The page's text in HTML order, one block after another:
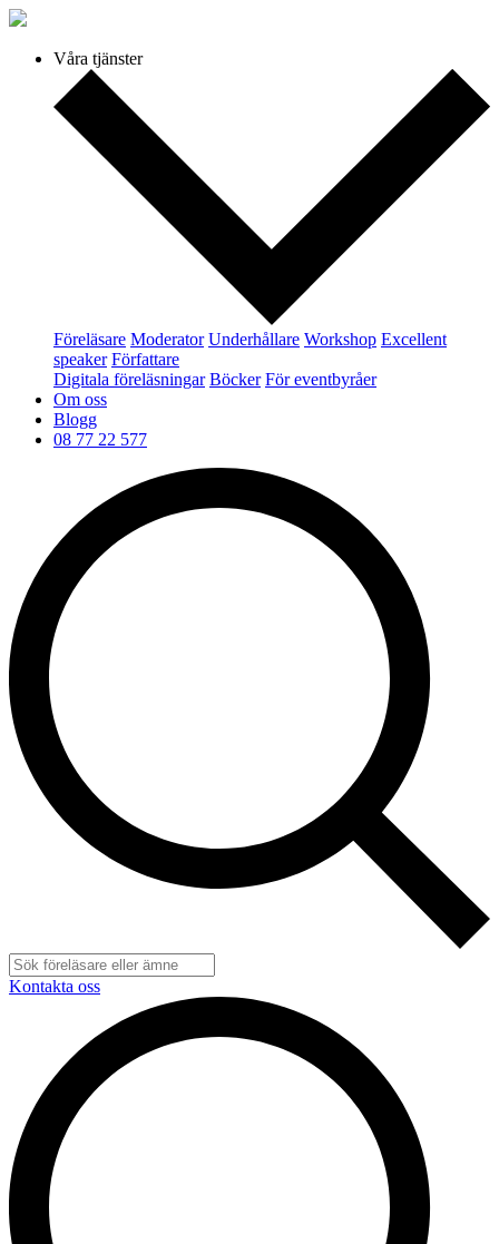
Våra tjänster
Föreläsare Moderator Underhållare Workshop Excellent
speaker Författare
Digitala föreläsningar Böcker För eventbyråer
Om oss
Blogg
08 77 22 577
Kontakta oss